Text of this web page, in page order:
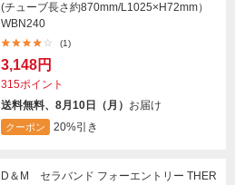
(チューブ長さ約870mm/L1025×H72mm）
WBN240
(1)
3,148円
315ポイント
送料無料、8月10日（月） お届け
クーポン 20%引き
D＆M セラバンド フォーエントリー THER